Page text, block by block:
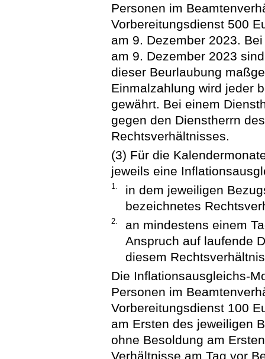
Personen im
Vorbereitungsdienst 500
am 9. Dezember 2023.
am 9. Dezember 2023
dieser Beurlaubung
Einmalzahlung wird jeder
gewährt. Bei einem
gegen den Dienstherrn
Rechtsverhältnisses.
(3) Für die
jeweils eine
1.
in dem jeweiligen
bezeichnetes
2.
an mindestens einem
Anspruch auf laufende
diesem
Die Inflationsausgleichs-
Personen im
Vorbereitungsdienst 100
am Ersten des jeweiligen
ohne Besoldung am
Verhältnisse am Tag vor